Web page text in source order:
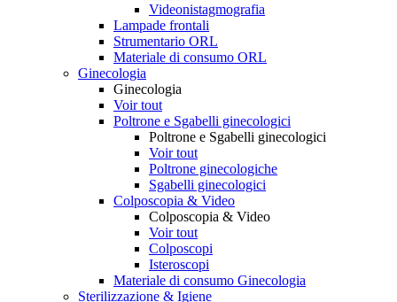
Videonistagmografia
Lampade frontali
Strumentario ORL
Materiale di consumo ORL
Ginecologia
Ginecologia
Voir tout
Poltrone e Sgabelli ginecologici
Poltrone e Sgabelli ginecologici
Voir tout
Poltrone ginecologiche
Sgabelli ginecologici
Colposcopia & Video
Colposcopia & Video
Voir tout
Colposcopi
Isteroscopi
Materiale di consumo Ginecologia
Sterilizzazione & Igiene